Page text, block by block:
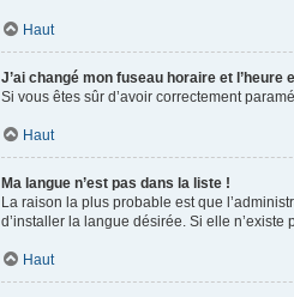
Haut
J’ai changé mon fuseau horaire et
Si vous êtes sûr d’avoir correctement
Haut
Ma langue n’est pas dans la liste !
La raison la plus probable est que
d’installer la langue désirée. Si elle
Haut